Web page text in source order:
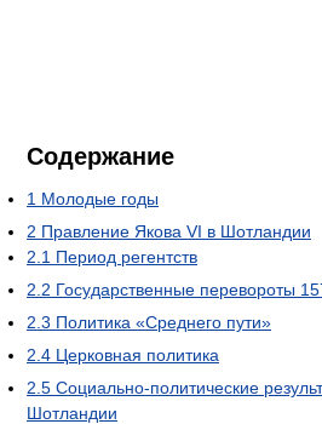
Содержание
1 Молодые годы
2 Правление Якова VI в Шотландии
2.1 Период регентств
2.2 Государственные перевороты
2.3 Политика «Среднего пути»
2.4 Церковная политика
2.5 Социально-политические
Шотландии